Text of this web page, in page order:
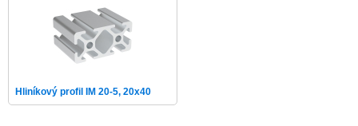
Hliníkový profil IM 20-5, 20x40